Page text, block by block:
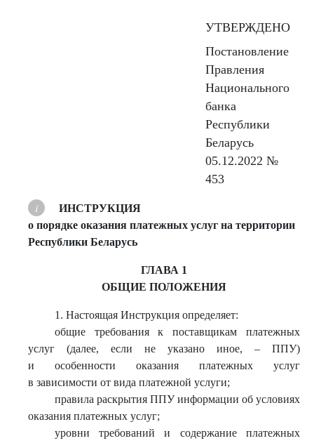
УТВЕРЖДЕНО
Постановление
Правления
Национального
банка
Республики
Беларусь
05.12.2022 №
453
ИНСТРУКЦИЯ
о порядке оказания платежных услуг на территории
Республики Беларусь
ГЛАВА 1
ОБЩИЕ ПОЛОЖЕНИЯ
1. Настоящая Инструкция определяет:
общие требования к поставщикам платежных
услуг (далее, если не указано иное, – ППУ)
и особенности оказания платежных услуг
в зависимости от вида платежной услуги;
правила раскрытия ППУ информации об условиях
оказания платежных услуг;
уровни требований и содержание платежных